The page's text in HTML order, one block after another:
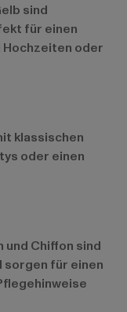
sind
für einen
oder
klassischen
oder einen
Chiffon sind
sorgen für einen